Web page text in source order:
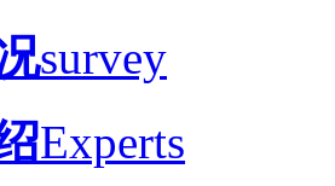
survey
Experts